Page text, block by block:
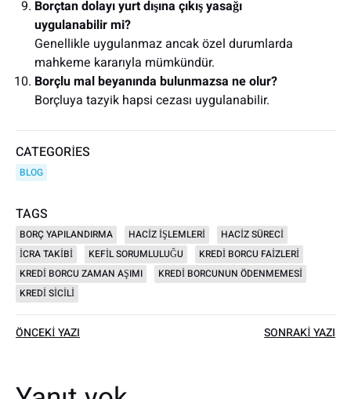
Borçtan dolayı yurt dışına çıkış yasağı
uygulanabilir mi?
Genellikle uygulanmaz ancak özel durumlarda
mahkeme kararıyla mümkündür.
Borçlu mal beyanında bulunmazsa ne olur?
Borçluya tazyik hapsi cezası uygulanabilir.
CATEGORIES
BLOG
TAGS
BORÇ YAPILANDIRMA HACIZ IŞLEMLERI
HACIZ SÜRECI
ICRA TAKIBI
KEFIL SORUMLULUĞU
KREDI BORCU FAIZLERI
KREDI BORCU ZAMAN AŞIMI
KREDI BORCUNUN ÖDENMEMESI
KREDI SICILI
Yazı
dolaşımı
ÖNCEKI YAZI SONRAKI YAZI